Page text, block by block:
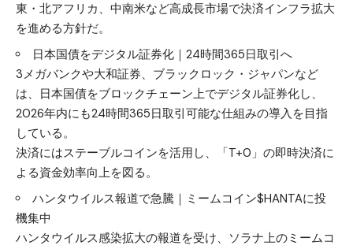
東・北アフリカ、中南米など高成長市場で決済インフラ拡大
を進める方針だ。
日本国債をデジタル証券化｜24時間365日取引へ
3メガバンクや大和証券、ブラックロック・ジャパンなど
は、日本国債をブロックチェーン上でデジタル証券化し、
2026年内にも24時間365日取引可能な仕組みの導入を目指
している。
決済にはステーブルコインを活用し、「T+0」の即時決済に
よる資金効率向上を図る。
ハンタウイルス報道で急騰｜ミームコイン$HANTAに投
機集中
ハンタウイルス感染拡大の報道を受け、ソラナ上のミームコ